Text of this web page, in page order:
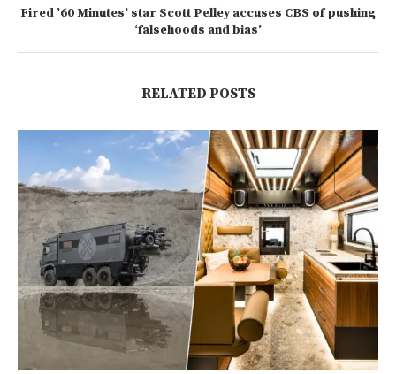
Fired ’60 Minutes’ star Scott Pelley accuses CBS of pushing
‘falsehoods and bias’
RELATED POSTS